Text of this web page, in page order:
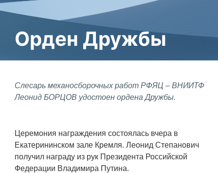
История филиала ВНИИТФ – ВЭИ
НАУКА
Фундаментальные и прикладные
исследования
Экспериментальная база
Космическая защита Земли
Забабахинские научные чтения
Орден Дружбы
Слесарь механосборочных работ РФЯЦ – ВНИИТФ
Леонид БОРЦОВ удостоен ордена Дружбы.
Церемония награждения состоялась вчера в
Екатерининском зале Кремля. Леонид Степанович
получил награду из рук Президента Российской
Федерации Владимира Путина.